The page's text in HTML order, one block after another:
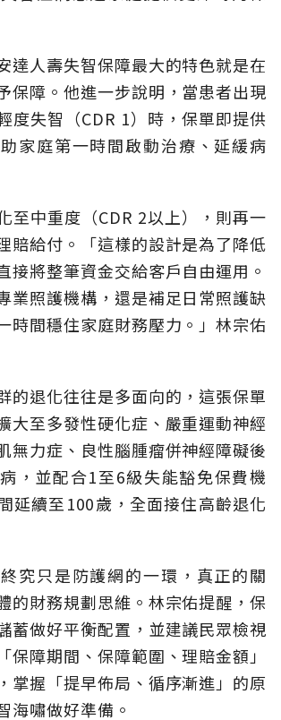
達人壽失智保障最大的特色就是在
保障。他進一步說明，當患者出現
度失智（CDR 1）時，保單即提供
家庭第一時間啟動治療、延緩病
至中重度（CDR 2以上），則再一
賠給付。「這樣的設計是為了降低
接將整筆資金交給客戶自由運用。
業照護機構，還是補足日常照護缺
時間穩住家庭財務壓力。」林宗佑
的退化往往是多面向的，這張保單
大至多發性硬化症、嚴重運動神經
無力症、良性腦腫瘤併神經障礙後
，並配合1至6級失能豁免保費機
延續至100歲，全面接住高齡退化
究只是防護網的一環，真正的關
的財務規劃思維。 林宗佑提醒，保
蓄做好平衡配置，並建議民眾檢視
保障期間、保障範圍、理賠金額」
掌握「提早佈局、循序漸進」的原
海嘯做好準備。